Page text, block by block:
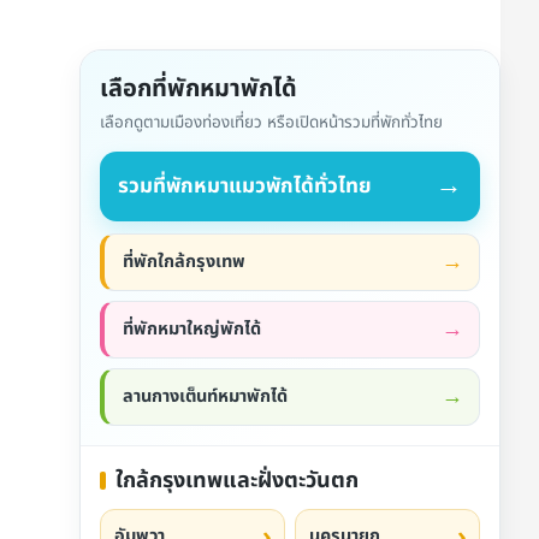
เลือกที่พักหมาพักได้
เลือกดูตามเมืองท่องเที่ยว หรือเปิดหน้ารวมที่พักทั่วไทย
รวมที่พักหมาแมวพักได้ทั่วไทย →
ที่พักใกล้กรุงเทพ
ที่พักหมาใหญ่พักได้
ลานกางเต็นท์หมาพักได้
ใกล้กรุงเทพและฝั่งตะวันตก